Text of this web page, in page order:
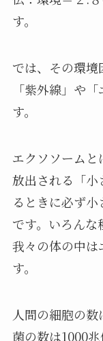
す。
では、その環境
「紫外線」や
す。
エクソソーム
放出される「
るときに必ず
です。いろんな
我々の体の中
す。
人間の細胞の
菌の数は1000